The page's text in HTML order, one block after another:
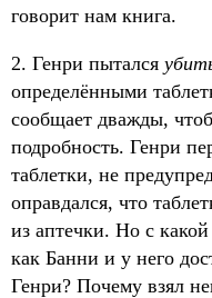
говорит нам книга.
2. Генри пытался
определёнными
сообщает дважды,
подробность. Генри
таблетки, не
оправдался, что
из аптечки. Но с
как Банни и у него
Генри? Почему взял